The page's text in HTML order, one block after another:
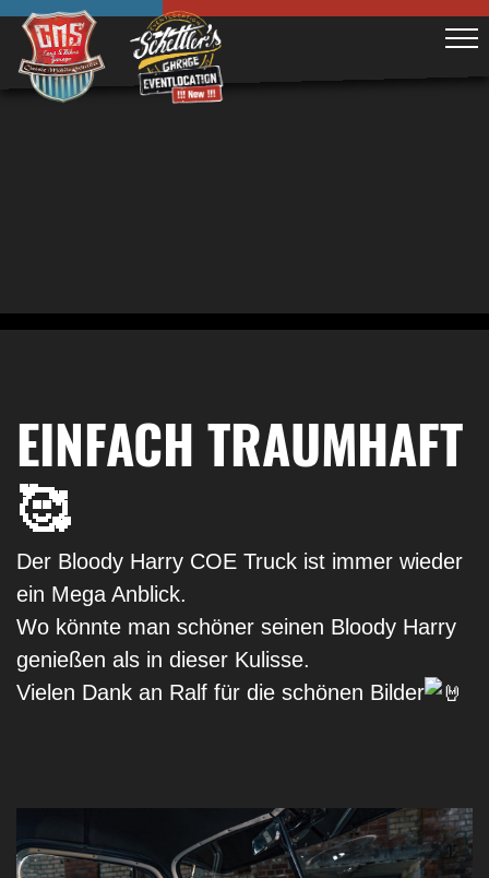
EINFACH TRAUMHAFT
🥰
Der Bloody Harry COE Truck ist immer wieder
ein Mega Anblick.
Wo könnte man schöner seinen Bloody Harry
genießen als in dieser Kulisse.
Vielen Dank an Ralf für die schönen Bilder